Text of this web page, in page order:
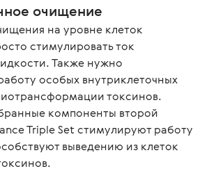
очищение
на уровне клеток
стимулировать ток
Также нужно
особых внутриклеточных
токсинов.
компоненты второй
Triple Set стимулируют работу
выведению из клеток